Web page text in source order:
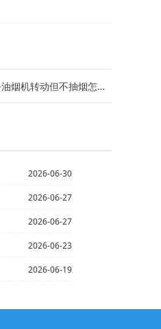
么解决\方太油烟机产生反味原因-...
2026-06-30
2026-06-27
2026-06-27
2026-06-23
2026-06-19